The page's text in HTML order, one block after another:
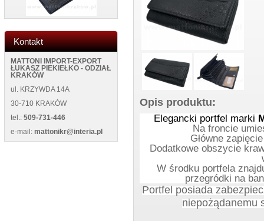
Kontakt
MATTONI IMPORT-EXPORT
ŁUKASZ PIEKIEŁKO - ODZIAŁ
KRAKÓW
ul. KRZYWDA 14A
30-710 KRAKÓW
tel.: 509-731-446
e-mail: mattonikr@interia.pl
Opis produktu:
Elegancki portfel marki
Na froncie
Główne
Dodatkowe obszycie
W środku portfela
przegródki na
Portfel posiada
niepożądanemu